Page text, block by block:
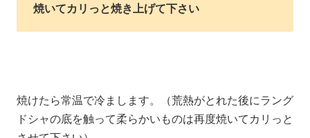
焼いてカリっと焼き上げて下さい
焼けたら常温で冷まします。（荒熱がとれた後にラング
ドシャの底を触って柔らかいものは再度焼いてカリっと